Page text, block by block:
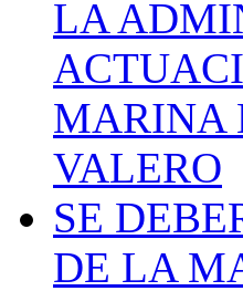
LA
MARINA
VALERO
SE
DE LA